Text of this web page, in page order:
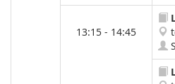
13:15 - 14:45